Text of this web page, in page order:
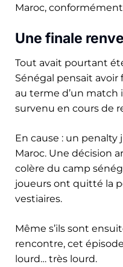
Maroc,
Une finale
Tout avait pourtant
Sénégal pensait avoir
au terme d’un match
survenu en cours de
En cause : un
Maroc. Une décision
colère du camp
joueurs ont quitté la
vestiaires.
Même s’ils sont
rencontre, cet
lourd… très lourd.